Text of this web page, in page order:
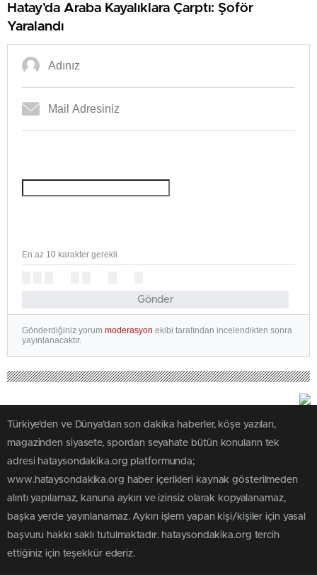
Hatay’da Araba Kayalıklara Çarptı: Şoför
Yaralandı
Gönder
En az 10 karakter gerekli
Gönderdiğiniz yorum moderasyon ekibi tarafından incelendikten sonra
yayınlanacaktır.
Türkiye'den ve Dünya’dan son dakika haberler, köşe yazıları,
magazinden siyasete, spordan seyahate bütün konuların tek
adresi hataysondakika.org platformunda;
www.hataysondakika.org haber içerikleri kaynak gösterilmeden
alıntı yapılamaz, kanuna aykırı ve izinsiz olarak kopyalanamaz,
başka yerde yayınlanamaz. Aykırı işlem yapan kişi/kişiler için yasal
başvuru hakkı saklı tutulmaktadır. hataysondakika.org tercih
ettiğiniz için teşekkür ederiz.